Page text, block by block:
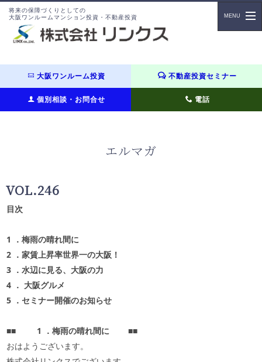
将来の保障づくりとしての
大阪ワンルームマンション投資・不動産投資
大阪ワンルーム投資 不動産投資セミナー
個別相談・お問合せ 電話
エルマガ
VOL.246
目次
1
．梅雨の晴れ間に
2 ．家賃上昇率世界一の大阪！
3 ．水辺に見る、大阪の力
4 ． 大阪グルメ
5 ．セミナー開催のお知らせ
■■ 1 ．梅雨の晴れ間に
■■
おはようございます。